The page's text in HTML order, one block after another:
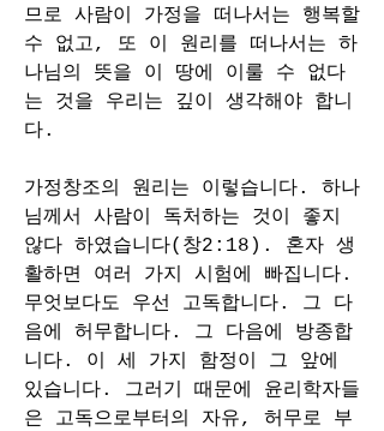
므로 사람이 가정을 떠나서는 행복할
수 없고, 또 이 원리를 떠나서는 하
나님의 뜻을 이 땅에 이룰 수 없다
는 것을 우리는 깊이 생각해야 합니
다.
가정창조의 원리는 이렇습니다. 하나
님께서 사람이 독처하는 것이 좋지
않다 하였습니다(창2:18). 혼자 생
활하면 여러 가지 시험에 빠집니다.
무엇보다도 우선 고독합니다. 그 다
음에 허무합니다. 그 다음에 방종합
니다. 이 세 가지 함정이 그 앞에
있습니다. 그러기 때문에 윤리학자들
은 고독으로부터의 자유, 허무로 부